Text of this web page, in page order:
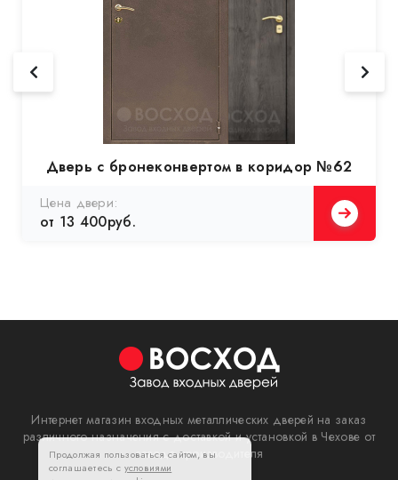
Дверь с бронеконвертом в коридор №62
Цена двери:
от 13 400руб.
Интернет магазин входных металлических дверей на заказ
различного назначения с доставкой и установкой в Чехове от
завода производителя
Продолжая пользоваться сайтом, вы
соглашаетесь с условиями